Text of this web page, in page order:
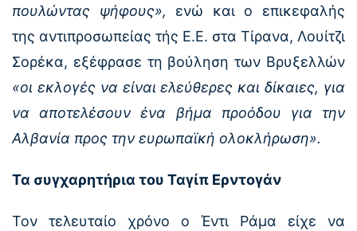
πουλώντας ψήφους», ενώ και ο επικεφαλής
της αντιπροσωπείας τής Ε.Ε. στα Τίρανα, Λουίτζι
Σορέκα, εξέφρασε τη βούληση των Βρυξελλών
«οι εκλογές να είναι ελεύθερες και δίκαιες, για
να αποτελέσουν ένα βήμα προόδου για την
Αλβανία προς την ευρωπαϊκή ολοκλήρωση».
Τα συγχαρητήρια του Ταγίπ Ερντογάν
Τον τελευταίο χρόνο ο Έντι Ράμα είχε να